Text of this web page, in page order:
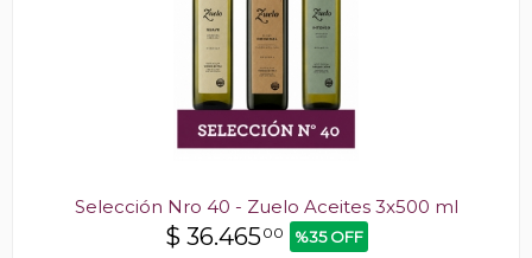
Selección Nro 40 - Zuelo Aceites 3x500 ml
$ 36.46500 %35 OFF